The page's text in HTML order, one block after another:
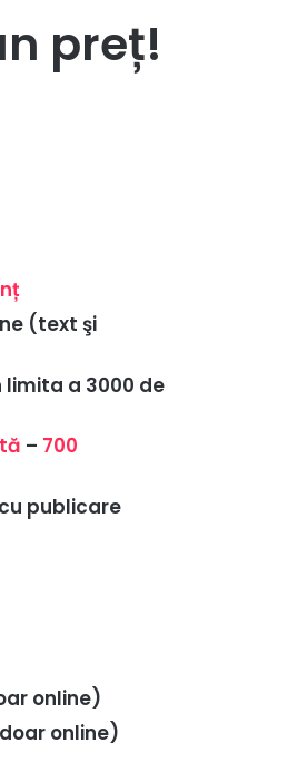
preț!
(text şi
a 3000 de
– 700
publicare
online)
online)